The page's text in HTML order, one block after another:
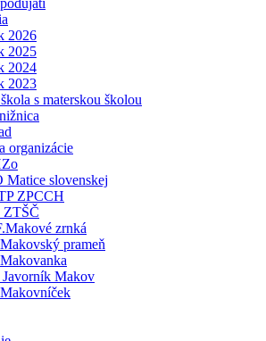
2026
2025
2024
2023
s materskou školou
organizácie
Matice slovenskej
ZPCCH
ZTŠČ
zrnká
prameň
Makov